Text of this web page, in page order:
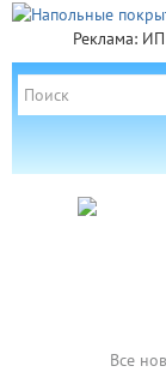
Реклама:
Все